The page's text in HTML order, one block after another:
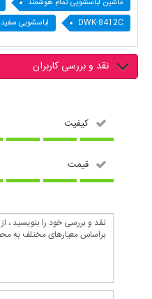
ماشین لباسشویی تمام هوشمند
DWK-8412C
لباسشویی سفید
نقد و بررسی کاربران
کیفیت
قیمت